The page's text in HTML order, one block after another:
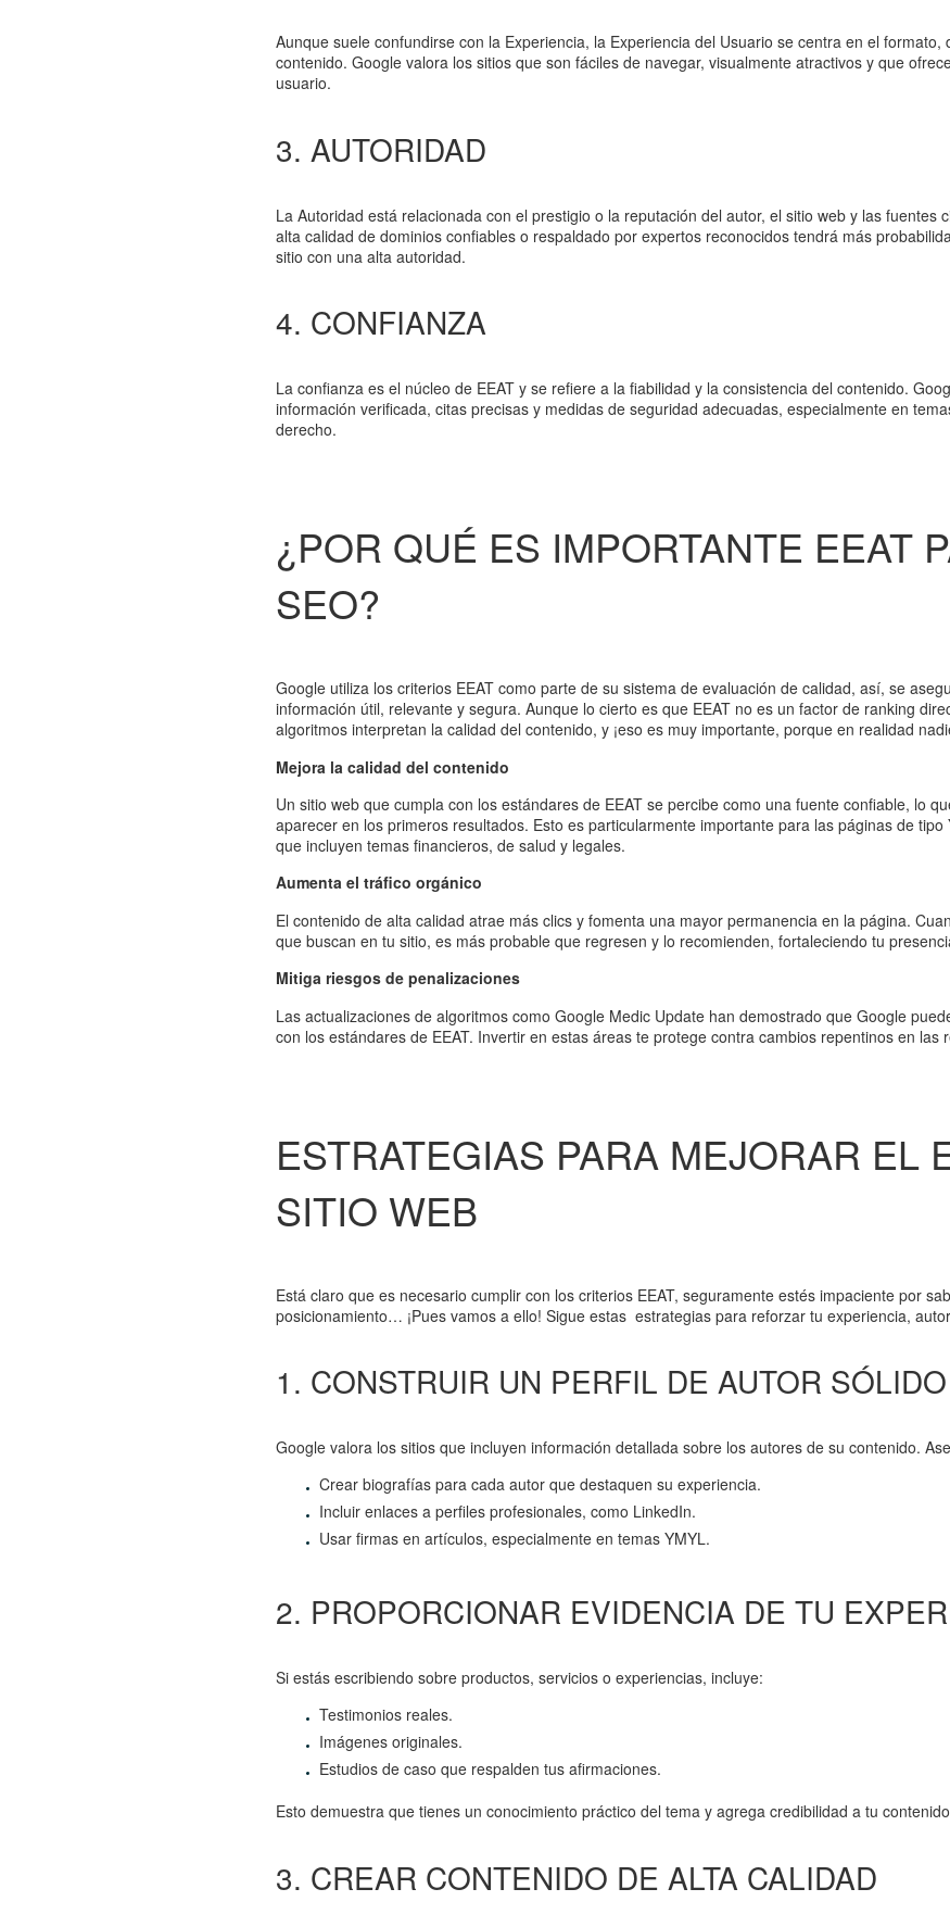
Aunque suele confundirse con la Experiencia, la Experiencia del Usuario se centra en el formato,
contenido. Google valora los sitios que son fáciles de navegar, visualmente atractivos y que
usuario.
3. AUTORIDAD
La Autoridad está relacionada con el prestigio o la reputación del autor, el sitio web y las fuentes
alta calidad de dominios confiables o respaldado por expertos reconocidos tendrá más
sitio con una alta autoridad.
4. CONFIANZA
La confianza es el núcleo de EEAT y se refiere a la fiabilidad y la consistencia del contenido.
información verificada, citas precisas y medidas de seguridad adecuadas, especialmente en
derecho.
¿POR QUÉ ES IMPORTANTE EEAT
SEO?
Google utiliza los criterios EEAT como parte de su sistema de evaluación de calidad, así, se
información útil, relevante y segura. Aunque lo cierto es que EEAT no es un factor de ranking
algoritmos interpretan la calidad del contenido, y ¡eso es muy importante, porque en realidad
Mejora la calidad del contenido
Un sitio web que cumpla con los estándares de EEAT se percibe como una fuente confiable, lo
aparecer en los primeros resultados. Esto es particularmente importante para las páginas de tipo
que incluyen temas financieros, de salud y legales.
Aumenta el tráfico orgánico
El contenido de alta calidad atrae más clics y fomenta una mayor permanencia en la página.
que buscan en tu sitio, es más probable que regresen y lo recomienden, fortaleciendo tu
Mitiga riesgos de penalizaciones
Las actualizaciones de algoritmos como Google Medic Update han demostrado que Google
con los estándares de EEAT. Invertir en estas áreas te protege contra cambios repentinos en las
ESTRATEGIAS PARA MEJORAR EL
SITIO WEB
Está claro que es necesario cumplir con los criterios EEAT, seguramente estés impaciente por
posicionamiento… ¡Pues vamos a ello! Sigue estas estrategias para reforzar tu experiencia,
1. CONSTRUIR UN PERFIL DE AUTOR SÓLIDO
Google valora los sitios que incluyen información detallada sobre los autores de su contenido.
Crear biografías para cada autor que destaquen su experiencia.
Incluir enlaces a perfiles profesionales, como LinkedIn.
Usar firmas en artículos, especialmente en temas YMYL.
2. PROPORCIONAR EVIDENCIA DE TU
Si estás escribiendo sobre productos, servicios o experiencias, incluye:
Testimonios reales.
Imágenes originales.
Estudios de caso que respalden tus afirmaciones.
Esto demuestra que tienes un conocimiento práctico del tema y agrega credibilidad a tu
3. CREAR CONTENIDO DE ALTA CALIDAD